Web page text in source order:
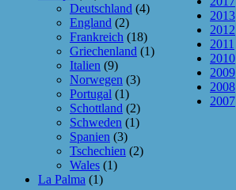
Deutschland (4)
England (2)
Frankreich (18)
Griechenland (1)
Italien (9)
Norwegen (3)
Portugal (1)
Schottland (2)
Schweden (1)
Spanien (3)
Tschechien (2)
Wales (1)
La Palma (1)
2013
2012
2011
2010
2009
2008
2007